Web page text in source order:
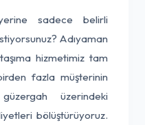
sadece belirli
Adıyaman
hizmetimiz tam
fazla müşterinin
üzerindeki
bölüştürüyoruz.